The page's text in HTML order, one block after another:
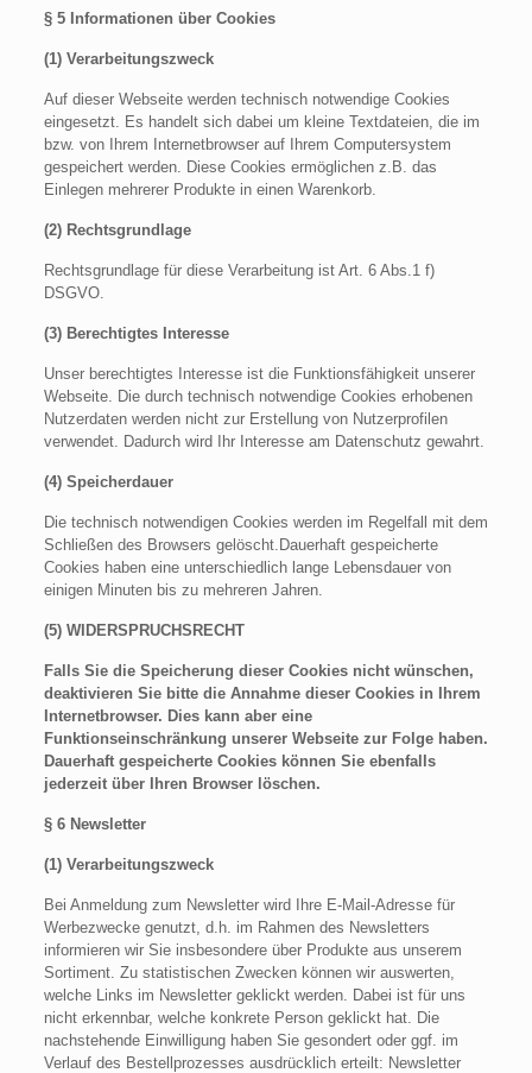
§ 5 Informationen über Cookies
(1) Verarbeitungszweck
Auf dieser Webseite werden technisch notwendige Cookies
eingesetzt. Es handelt sich dabei um kleine Textdateien, die im
bzw. von Ihrem Internetbrowser auf Ihrem Computersystem
gespeichert werden. Diese Cookies ermöglichen z.B. das
Einlegen mehrerer Produkte in einen Warenkorb.
(2) Rechtsgrundlage
Rechtsgrundlage für diese Verarbeitung ist Art. 6 Abs.1 f)
DSGVO.
(3) Berechtigtes Interesse
Unser berechtigtes Interesse ist die Funktionsfähigkeit unserer
Webseite. Die durch technisch notwendige Cookies erhobenen
Nutzerdaten werden nicht zur Erstellung von Nutzerprofilen
verwendet. Dadurch wird Ihr Interesse am Datenschutz gewahrt.
(4) Speicherdauer
Die technisch notwendigen Cookies werden im Regelfall mit dem
Schließen des Browsers gelöscht.Dauerhaft gespeicherte
Cookies haben eine unterschiedlich lange Lebensdauer von
einigen Minuten bis zu mehreren Jahren.
(5) WIDERSPRUCHSRECHT
Falls Sie die Speicherung dieser Cookies nicht wünschen,
deaktivieren Sie bitte die Annahme dieser Cookies in Ihrem
Internetbrowser. Dies kann aber eine
Funktionseinschränkung unserer Webseite zur Folge haben.
Dauerhaft gespeicherte Cookies können Sie ebenfalls
jederzeit über Ihren Browser löschen.
§ 6 Newsletter
(1) Verarbeitungszweck
Bei Anmeldung zum Newsletter wird Ihre E-Mail-Adresse für
Werbezwecke genutzt, d.h. im Rahmen des Newsletters
informieren wir Sie insbesondere über Produkte aus unserem
Sortiment. Zu statistischen Zwecken können wir auswerten,
welche Links im Newsletter geklickt werden. Dabei ist für uns
nicht erkennbar, welche konkrete Person geklickt hat. Die
nachstehende Einwilligung haben Sie gesondert oder ggf. im
Verlauf des Bestellprozesses ausdrücklich erteilt: Newsletter